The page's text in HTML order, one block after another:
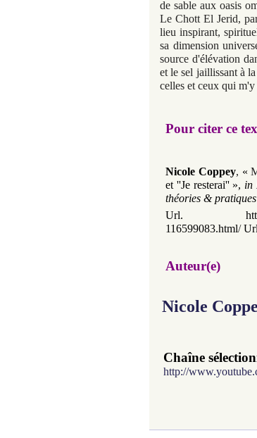
de sable aux oasis
Le Chott El Jerid,
lieu inspirant,
sa dimension
source d'élévation
et le sel jaillissant à
celles et ceux qui
Pour citer ce
Nicole Coppey, «
et ''Je resterai'' », in
théories & pratiques
Url. http://
116599083.html/
Auteur(e)
Nicole
Chaîne
http://